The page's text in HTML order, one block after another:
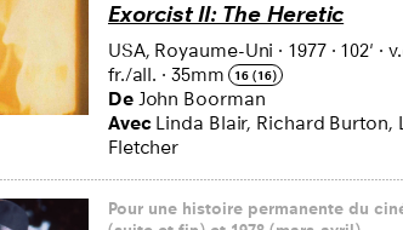
Exorcist II: The Heretic
USA, Royaume-Uni · 1977· 102' ·
fr./all. · 35mm 16 (16)
De John Boorman
Avec Linda Blair, Richard Burton,
Fletcher
Pour une histoire permanente du